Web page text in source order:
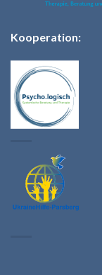
Kooperation: